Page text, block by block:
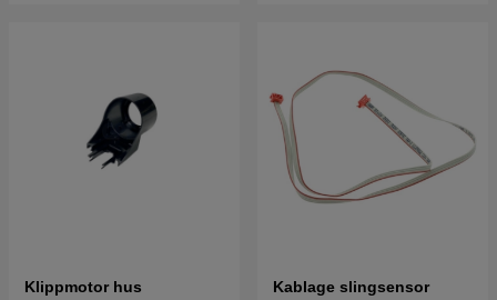
Klippmotor hus Kablage slingsensor